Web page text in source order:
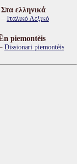
Στα ελληνικά
Ιταλικό Λεξικό
piemontèis
Dissionari piemontèis